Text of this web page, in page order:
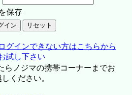
保存
グインできない方はこちらから
試し下さい
らノジマの携帯コーナーまでお
しください。